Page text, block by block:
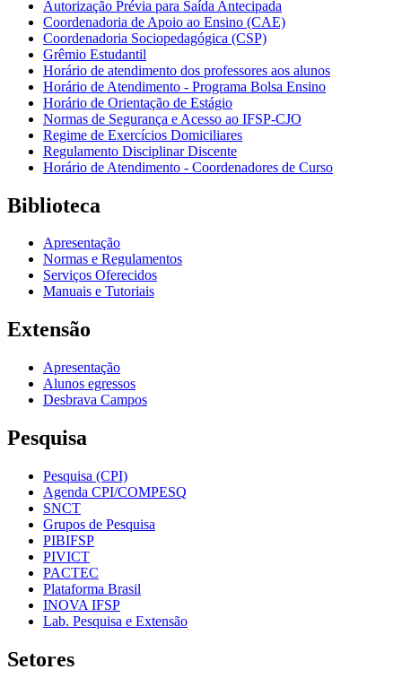
Autorização Prévia para Saída Antecipada
Coordenadoria de Apoio ao Ensino (CAE)
Coordenadoria Sociopedagógica (CSP)
Grêmio Estudantil
Horário de atendimento dos professores aos alunos
Horário de Atendimento - Programa Bolsa Ensino
Horário de Orientação de Estágio
Normas de Segurança e Acesso ao IFSP-CJO
Regime de Exercícios Domiciliares
Regulamento Disciplinar Discente
Horário de Atendimento - Coordenadores de Curso
Biblioteca
Apresentação
Normas e Regulamentos
Serviços Oferecidos
Manuais e Tutoriais
Extensão
Apresentação
Alunos egressos
Desbrava Campos
Pesquisa
Pesquisa (CPI)
Agenda CPI/COMPESQ
SNCT
Grupos de Pesquisa
PIBIFSP
PIVICT
PACTEC
Plataforma Brasil
INOVA IFSP
Lab. Pesquisa e Extensão
Setores